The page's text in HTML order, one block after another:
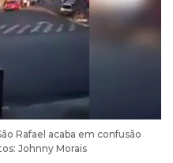
Rafael acaba em confusão
Johnny Morais